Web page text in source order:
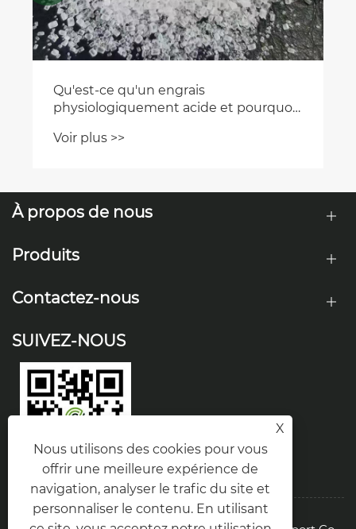
Qu'est-ce qu'un engrais
physiologiquement acide et pourquoi
productivité des cultures
Voir plus >>
À propos de nous
Produits
Contactez-nous
SUIVEZ-NOUS
X
Nous utilisons des cookies pour vous
offrir une meilleure expérience de
navigation, analyser le trafic du site et
personnaliser le contenu. En utilisant